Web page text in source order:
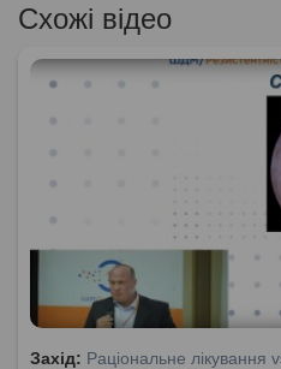
Схожі відео
Захід: Раціональне лікування